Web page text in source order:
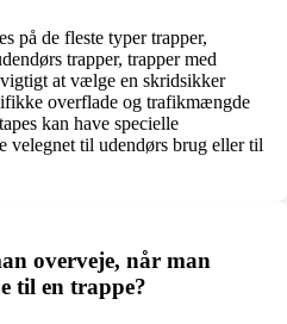
på de fleste typer trapper,
trapper, trapper med
at vælge en skridsikker
overflade og trafikmængde
kan have specielle
velegnet til udendørs brug eller til
overveje, når man
til en trappe?